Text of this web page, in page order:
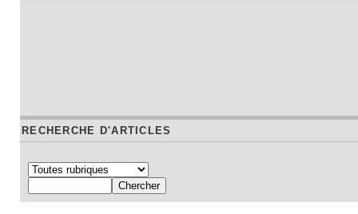
RECHERCHE D'ARTICLES